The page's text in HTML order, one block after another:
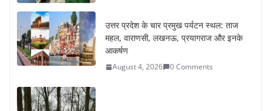
उत्तर प्रदेश के चार प्रमुख पर्यटन स्थल: ताज
महल, वाराणसी, लखनऊ, प्रयागराज और इनके
आकर्षण
August 4, 2026 0 Comments